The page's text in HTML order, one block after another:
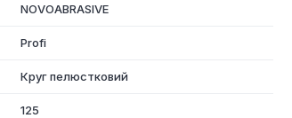
NOVOABRASIVE
Profi
Круг пелюстковий
125